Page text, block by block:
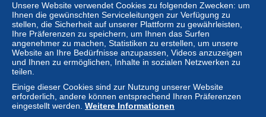
Unsere Website verwendet Cookies zu folgenden Zwecken: um
Ihnen die gewünschten Serviceleitungen zur Verfügung zu
stellen, die Sicherheit auf unserer Plattform zu gewährleisten,
Ihre Präferenzen zu speichern, um Ihnen das Surfen
angenehmer zu machen, Statistiken zu erstellen, um unsere
Website an Ihre Bedürfnisse anzupassen, Videos anzuzeigen
und Ihnen zu ermöglichen, Inhalte in sozialen Netzwerken zu
teilen.
Einige dieser Cookies sind zur Nutzung unserer Website
erforderlich, andere können entsprechend Ihren Präferenzen
eingestellt werden. Weitere Informationen